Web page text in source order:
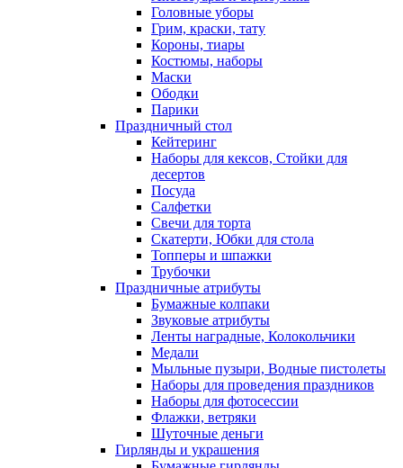
Головные уборы
Грим, краски, тату
Короны, тиары
Костюмы, наборы
Маски
Ободки
Парики
Праздничный стол
Кейтеринг
Наборы для кексов, Стойки для
десертов
Посуда
Салфетки
Свечи для торта
Скатерти, Юбки для стола
Топперы и шпажки
Трубочки
Праздничные атрибуты
Бумажные колпаки
Звуковые атрибуты
Ленты наградные, Колокольчики
Медали
Мыльные пузыри, Водные пистолеты
Наборы для проведения праздников
Наборы для фотосессии
Флажки, ветряки
Шуточные деньги
Гирлянды и украшения